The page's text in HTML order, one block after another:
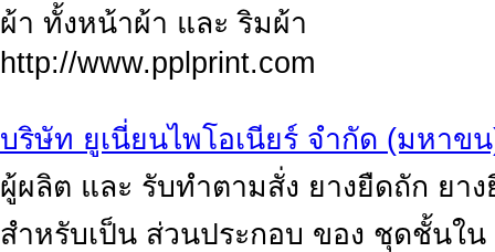
ผ้า ทั้งหน้าผ้า และ ริมผ้า
http://www.pplprint.com
บริษัท ยูเนี่ยนไพโอเนียร์ จำกัด (มหาข
ผู้ผลิต และ รับทำตามสั่ง ยางยืดถัก ยา
สำหรับเป็น ส่วนประกอบ ของ ชุดชั้นใ